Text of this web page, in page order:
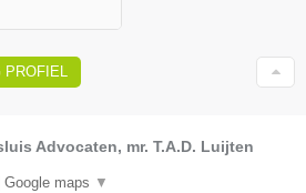
PROFIEL
Advocaten, mr. T.A.D. Luijten
Google maps ▼